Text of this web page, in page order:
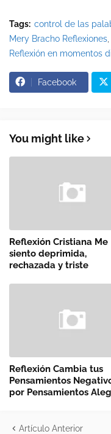
Tags: control de las
Mery Bracho Reflexiones
Reflexión en momentos
Facebook
You might like
Reflexión Cristiana Me
siento deprimida,
rechazada y triste
Reflexión Cambia tus
Pensamientos
por Pensamientos
Artículo Anterior